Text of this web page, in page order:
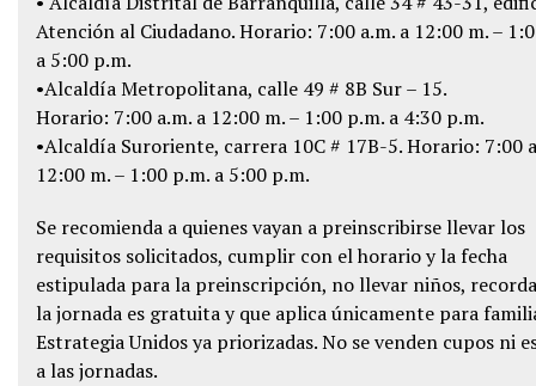
Atención al Ciudadano. Horario: 7:00 a.m. a 12:00 m. –
a 5:00 p.m.
•Alcaldía Metropolitana, calle 49 # 8B Sur – 15.
Horario: 7:00 a.m. a 12:00 m. – 1:00 p.m. a 4:30 p.m.
•Alcaldía Suroriente, carrera 10C # 17B-5. Horario: 7:00
12:00 m. – 1:00 p.m. a 5:00 p.m.
Se recomienda a quienes vayan a preinscribirse llevar los
requisitos solicitados, cumplir con el horario y la fecha
estipulada para la preinscripción, no llevar niños,
la jornada es gratuita y que aplica únicamente para
Estrategia Unidos ya priorizadas. No se venden cupos ni
a las jornadas.